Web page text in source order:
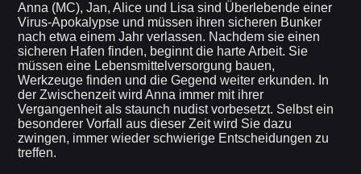
Anna (MC), Jan, Alice und Lisa sind Überlebende einer
Virus-Apokalypse und müssen ihren sicheren Bunker
nach etwa einem Jahr verlassen. Nachdem sie einen
sicheren Hafen finden, beginnt die harte Arbeit. Sie
müssen eine Lebensmittelversorgung bauen,
Werkzeuge finden und die Gegend weiter erkunden. In
der Zwischenzeit wird Anna immer mit ihrer
Vergangenheit als staunch nudist vorbesetzt. Selbst ein
besonderer Vorfall aus dieser Zeit wird Sie dazu
zwingen, immer wieder schwierige Entscheidungen zu
treffen.